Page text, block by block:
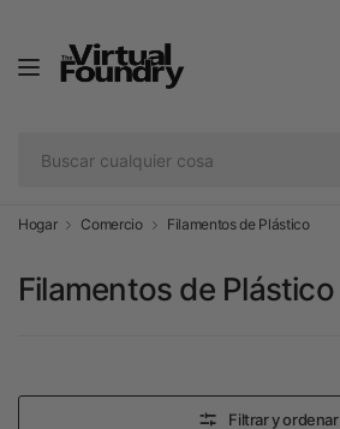
Hogar Comercio Filamentos de Plástico
Filamentos de Plástico
Filtrar y ordenar